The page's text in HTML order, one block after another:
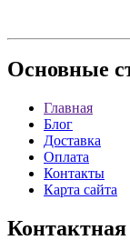
Основные
Главная
Блог
Доставка
Оплата
Контакты
Карта сайта
Контактная